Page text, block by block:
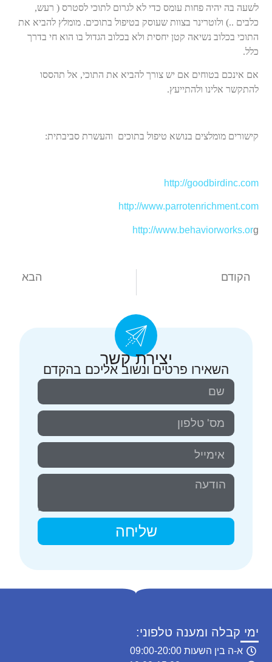
יצירת קשר
השאירו פרטים ונשוב אליכם בהקדם
שליחה
לשעה בה יהיה פחות עומס כדי לא לגרום לתוכי לסטרס ( רעש,
כלבים ..) ולוטרינר בצוות שעוסק בטיפול בתוכים. מומלץ להביא את
התוכי בכלוב נשיאה קטן יחסית ולא בכלוב הגדול בו הוא חי בדרך
כלל.
אם אינכם בטוחים אם יש צורך להביא את התוכי, אל תהססו
להתקשר אלינו ולהתייעץ.
קישורים מומלצים בנושא טיפול בתוכים והעשרת סביבתית:
http://goodbirdinc.com
http://www.parrotenrichment.com
http://www.behaviorworks.org
הקודם הבא
ימי קבלה ומענה טלפוני:
א-ה בין השעות 09:00-20:00